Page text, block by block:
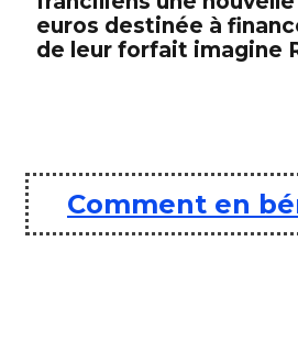
euros destinée à
de leur forfait imagine
Comment en